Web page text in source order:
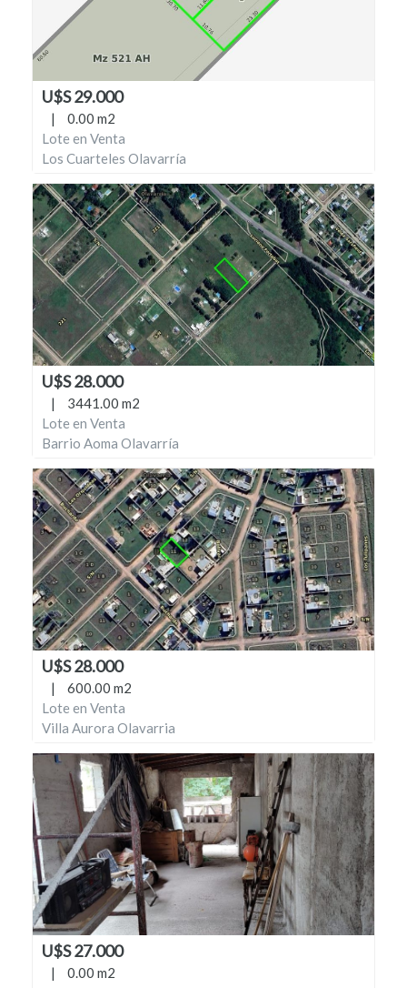
U$S 29.000
|
0.00 m2
Lote en Venta
Los Cuarteles Olavarría
U$S 28.000
|
3441.00 m2
Lote en Venta
Barrio Aoma Olavarría
U$S 28.000
|
600.00 m2
Lote en Venta
Villa Aurora Olavarria
U$S 27.000
|
0.00 m2